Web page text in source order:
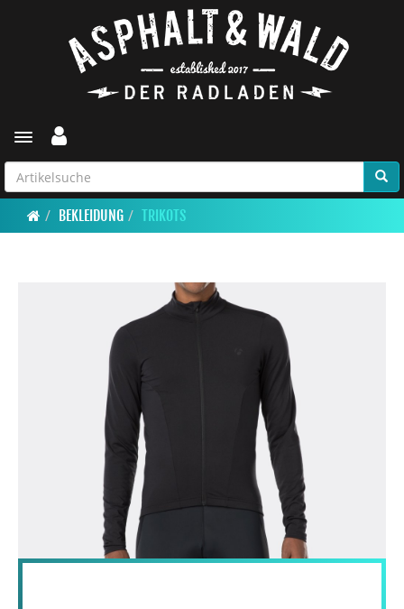
Toggle navigation
BEKLEIDUNG TRIKOTS